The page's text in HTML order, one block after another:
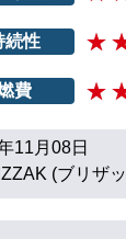
続性
費
11月08日
(ブリザ